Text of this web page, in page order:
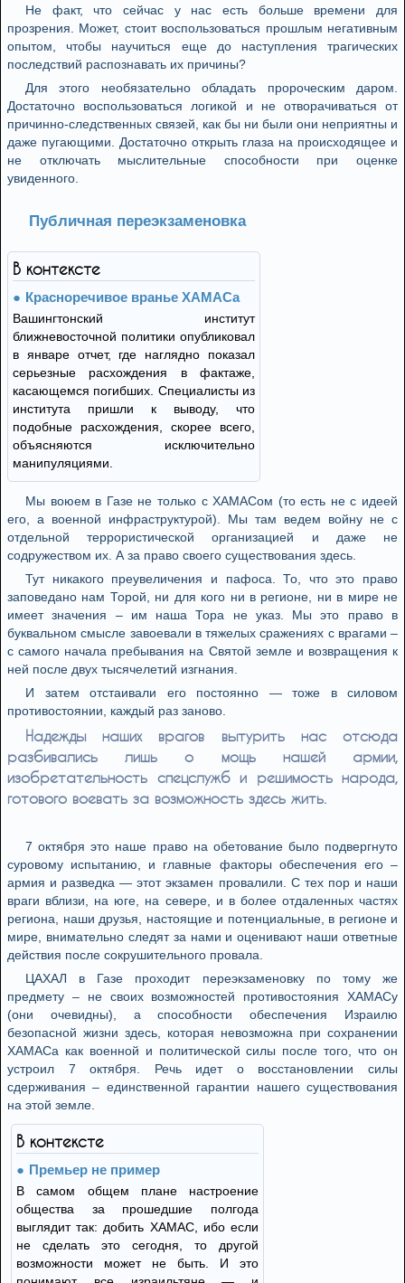
Не факт, что сейчас у нас есть больше времени для
прозрения. Может, стоит воспользоваться прошлым негативным
опытом, чтобы научиться еще до наступления трагических
последствий распознавать их причины?
Для этого необязательно обладать пророческим даром.
Достаточно воспользоваться логикой и не отворачиваться от
причинно-следственных связей, как бы ни были они неприятны и
даже пугающими. Достаточно открыть глаза на происходящее и
не отключать мыслительные способности при оценке
увиденного.
Публичная переэкзаменовка
В контексте
Красноречивое вранье ХАМАСа
Вашингтонский институт
ближневосточной политики опубликовал
в январе отчет, где наглядно показал
серьезные расхождения в фактаже,
касающемся погибших. Специалисты из
института пришли к выводу, что
подобные расхождения, скорее всего,
объясняются исключительно
манипуляциями.
Мы воюем в Газе не только с ХАМАСом (то есть не с идеей
его, а военной инфраструктурой). Мы там ведем войну не с
отдельной террористической организацией и даже не
содружеством их. А за право своего существования здесь.
Тут никакого преувеличения и пафоса. То, что это право
заповедано нам Торой, ни для кого ни в регионе, ни в мире не
имеет значения – им наша Тора не указ. Мы это право в
буквальном смысле завоевали в тяжелых сражениях с врагами –
с самого начала пребывания на Святой земле и возвращения к
ней после двух тысячелетий изгнания.
И затем отстаивали его постоянно — тоже в силовом
противостоянии, каждый раз заново.
Надежды наших врагов вытурить нас отсюда
разбивались лишь о мощь нашей армии,
изобретательность спецслужб и решимость народа,
готового воевать за возможность здесь жить.
7 октября это наше право на обетование было подвергнуто
суровому испытанию, и главные факторы обеспечения его –
армия и разведка — этот экзамен провалили. С тех пор и наши
враги вблизи, на юге, на севере, и в более отдаленных частях
региона, наши друзья, настоящие и потенциальные, в регионе и
мире, внимательно следят за нами и оценивают наши ответные
действия после сокрушительного провала.
ЦАХАЛ в Газе проходит переэкзаменовку по тому же
предмету – не своих возможностей противостояния ХАМАСу
(они очевидны), а способности обеспечения Израилю
безопасной жизни здесь, которая невозможна при сохранении
ХАМАСа как военной и политической силы после того, что он
устроил 7 октября. Речь идет о восстановлении силы
сдерживания – единственной гарантии нашего существования
на этой земле.
В контексте
Премьер не пример
В самом общем плане настроение
общества за прошедшие полгода
выглядит так: добить ХАМАС, ибо если
не сделать это сегодня, то другой
возможности может не быть. И это